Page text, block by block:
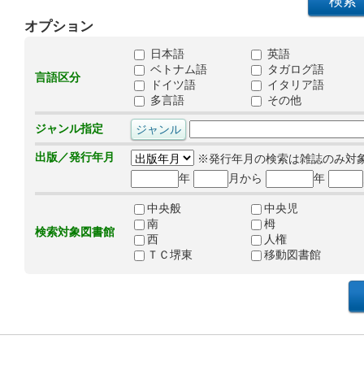
オプション
言語区分
日本語
英語
ベトナム語
タガログ語
ドイツ語
イタリア語
多言語
その他
ジャンル指定
出版／発行年月
※発行年月の検索は雑誌のみ対
年
月から 年
検索対象図書館
中央般
中央児
南
栂
西
人権
ＴＣ堺東
移動図書館